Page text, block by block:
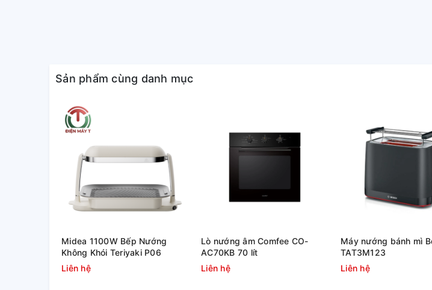
Lò nướng có chức năng cài đặt thời gian hẹn giờ
tối đa 60 phút, giúp người dùng kiểm soát được rủi ro
cháy khét thức ăn, tận dụng thời gian để chế biến
làm những công việc khác
Sản phẩm cùng danh mục
Midea 1100W Bếp Nướng
Không Khói Teriyaki P06
Liên hệ
Lò nướng âm Comfee CO-
AC70KB 70 lít
Liên hệ
Máy nướng bánh mì
TAT3M123
Liên hệ